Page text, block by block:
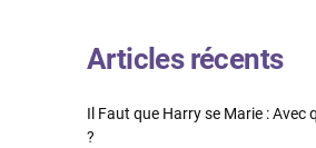
Articles récents
Il Faut que Harry se Marie : Avec
?